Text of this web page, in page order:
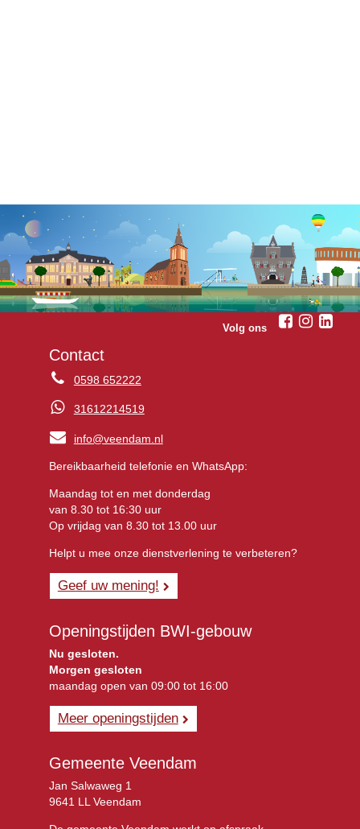
Volg ons
Contact
0598 652222
31612214519
info@veendam.nl
Bereikbaarheid telefonie en WhatsApp:
Maandag tot en met donderdag
van 8.30 tot 16:30 uur
Op vrijdag van 8.30 tot 13.00 uur
Helpt u mee onze dienstverlening te verbeteren?
Geef uw mening!
Openingstijden BWI-gebouw
Nu gesloten.
Morgen gesloten
maandag open van 09:00 tot 16:00
Meer openingstijden
Gemeente Veendam
Jan Salwaweg 1
9641 LL Veendam